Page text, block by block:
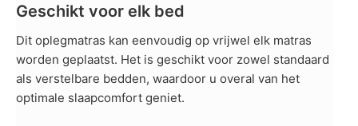
Geschikt voor elk bed
Dit oplegmatras kan eenvoudig op vrijwel elk matras
worden geplaatst. Het is geschikt voor zowel standaard
als verstelbare bedden, waardoor u overal van het
optimale slaapcomfort geniet.